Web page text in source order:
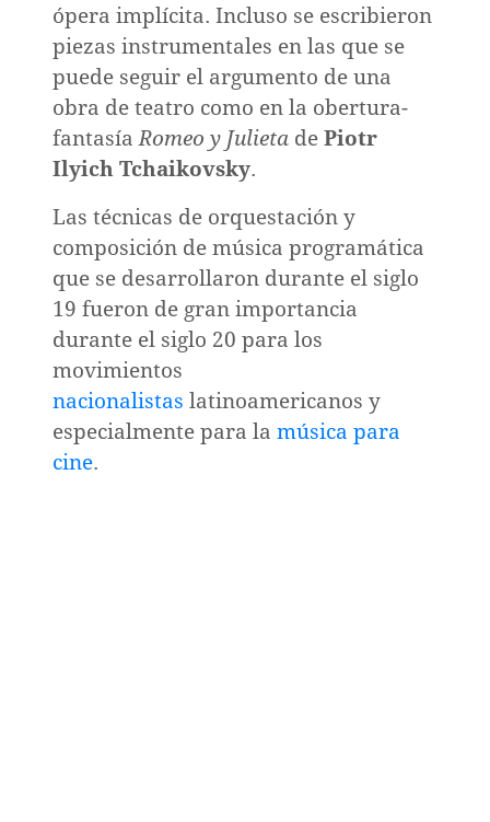
ópera implícita. Incluso se escribieron
piezas instrumentales en las que se
puede seguir el argumento de una
obra de teatro como en la obertura-
fantasíaRomeo y Julieta de Piotr
Ilyich Tchaikovsky.
Las técnicas de orquestación y
composición de música programática
que se desarrollaron durante el siglo
19 fueron de gran importancia
durante el siglo 20 para los
movimientos
nacionalistas latinoamericanos y
especialmente para la música para
cine.